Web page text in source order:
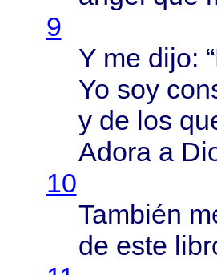
9
Y me dijo:
Yo soy
y de los
Adoraa
10
También
de este